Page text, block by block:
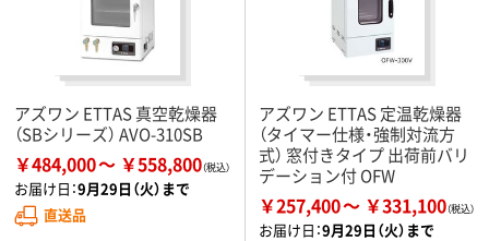
アズワン ETTAS 真空乾燥器
（SBシリーズ） AVO-310SB
￥484,000 ￥558,800
お届け日：9月29日（火）まで
直送品
アズワン ETTAS 定温乾燥器
（タイマー仕様・強制対流方
式） 窓付きタイプ 出荷前バリ
デーション付 OFW
￥257,400 ￥331,100
お届け日：9月29日（火）まで